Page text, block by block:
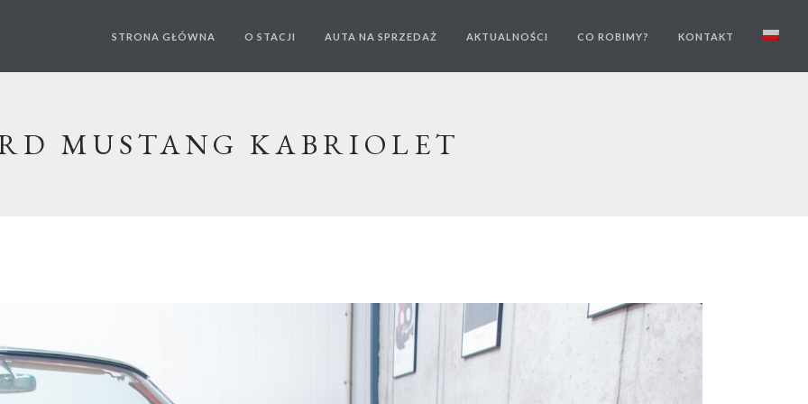
STRONA GŁÓWNA O STACJI AUTA NA SPRZEDAŻ AKTUALNOŚCI CO ROBIMY? KONTAKT
MUSTANG KABRIOLET